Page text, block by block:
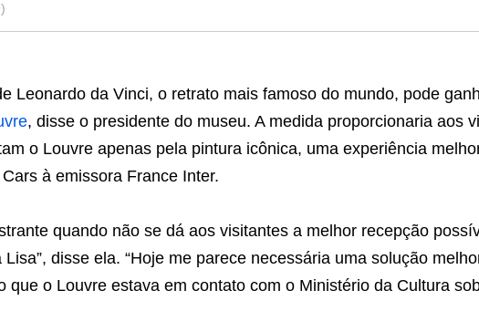
Leonardo da Vinci, o retrato mais famoso do mundo, pode
, disse o presidente do museu. A medida proporcionaria aos
o Louvre apenas pela pintura icônica, uma experiência
à emissora France Inter.
quando não se dá aos visitantes a melhor recepção
disse ela. “Hoje me parece necessária uma solução
que o Louvre estava em contato com o Ministério da Cultura